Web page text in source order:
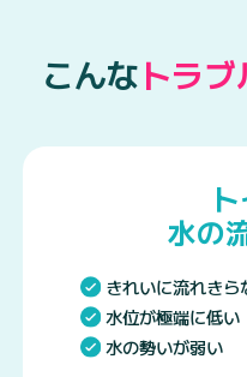
こんなトラブ
水の
きれいに流れきら
水位が極端に低い
水の勢いが弱い